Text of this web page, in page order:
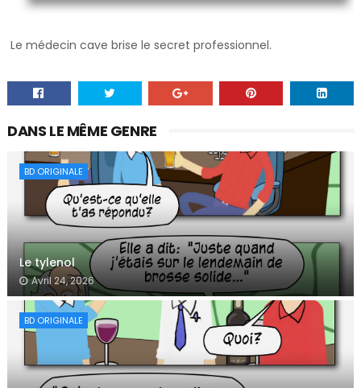
Le médecin cave brise le secret professionnel.
DANS LE MÊME GENRE
BD ORIGINALE
Le tylenol
Avril 24, 2026
BD ORIGINALE